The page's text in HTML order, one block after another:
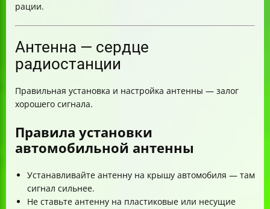
рации.
Антенна — сердце
радиостанции
Правильная установка и настройка антенны — залог
хорошего сигнала.
Правила установки
автомобильной антенны
Устанавливайте антенну на крышу автомобиля — там
сигнал сильнее.
Не ставьте антенну на пластиковые или несущие